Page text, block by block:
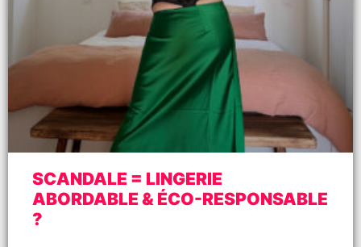
SCANDALE = LINGERIE
ABORDABLE & ÉCO-RESPONSABLE
?